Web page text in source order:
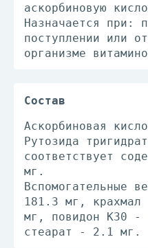
аскорбиновую
Назначается при:
поступлении или
организме
Состав
Аскорбиновая
Рутозида
соответствует
мг.
Вспомогательные
181.3 мг, крахмал
мг, повидон К30 -
стеарат - 2.1 мг.